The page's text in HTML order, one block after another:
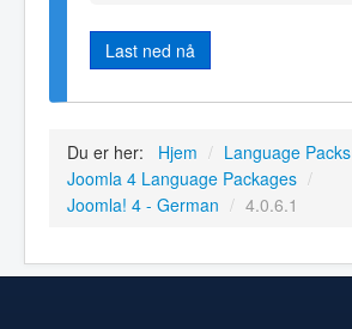
Last ned nå
Du er her: Hjem / Language Packs
Joomla 4 Language Packages /
Joomla! 4 - German / 4.0.6.1